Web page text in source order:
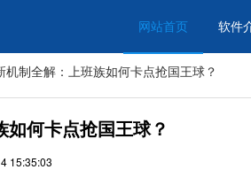
网站首页 软件
机制全解：上班族如何卡点抢国王球？
何卡点抢国王球？
15:35:03